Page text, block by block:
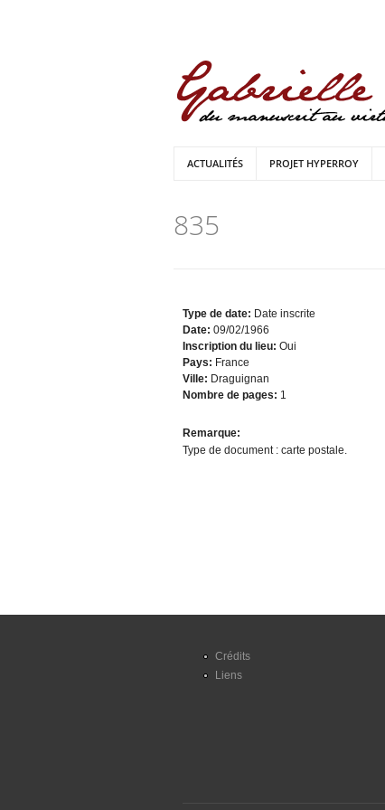
ACTUALITÉS PROJET HYPERROY
835
Type de date: Date inscrite
Date: 09/02/1966
Inscription du lieu: Oui
Pays: France
Ville: Draguignan
Nombre de pages: 1
Remarque:
Type de document : carte postale.
Crédits
Liens